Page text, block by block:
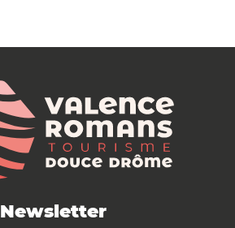
Newsletter